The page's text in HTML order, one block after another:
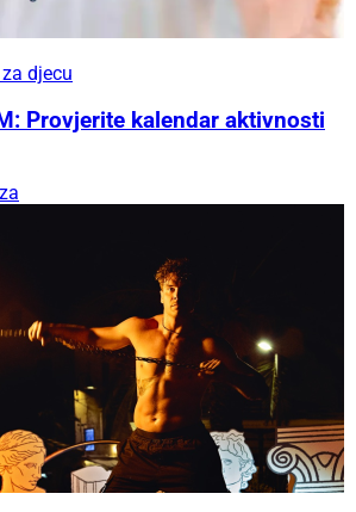
djecu
Provjerite kalendar aktivnosti